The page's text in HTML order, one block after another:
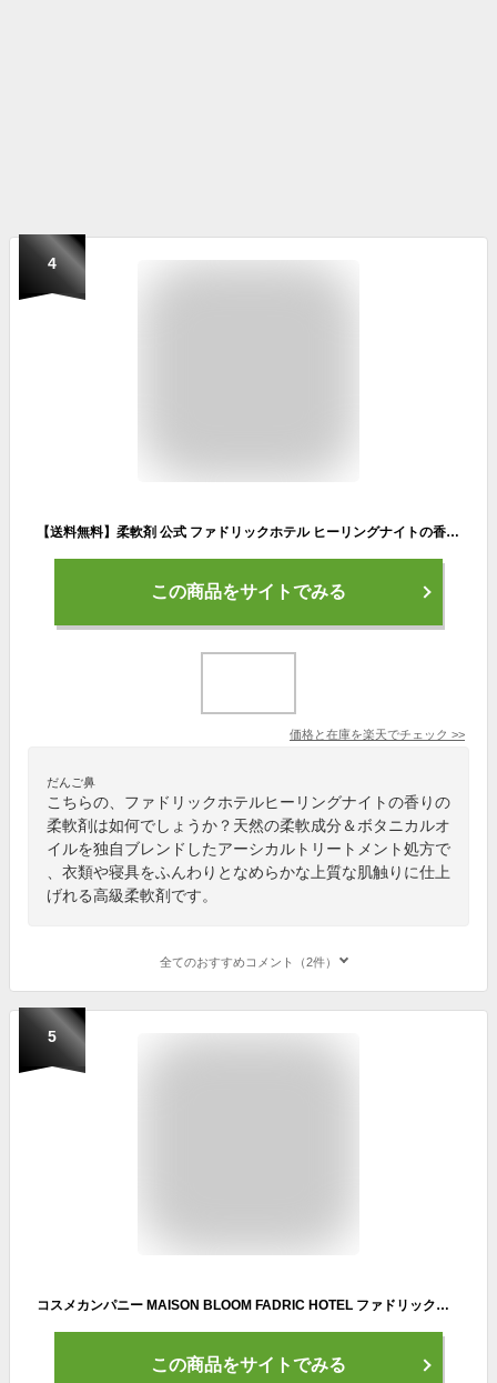
4
【送料無料】柔軟剤 公式 ファドリックホテル ヒーリングナイトの香り 詰替(3倍) 1200ml 2個セット FADRIC HOTEL ランドリー 洗濯 夜時間 リラックスタイム ファブリック 高級 香り おしゃれ ホテル スイート
この商品をサイトでみる
価格と在庫を楽天でチェック >>
だんご鼻
こちらの、ファドリックホテルヒーリングナイトの香りの
柔軟剤は如何でしょうか？天然の柔軟成分＆ボタニカルオ
イルを独自ブレンドしたアーシカルトリートメント処方で
、衣類や寝具をふんわりとなめらかな上質な肌触りに仕上
げれる高級柔軟剤です。
全てのおすすめコメント（2件）
5
コスメカンパニー MAISON BLOOM FADRIC HOTEL ファドリックホテル 柔軟剤 リュクスリネンの香り つめかえ用 3倍特大サイズ 1200ml
この商品をサイトでみる